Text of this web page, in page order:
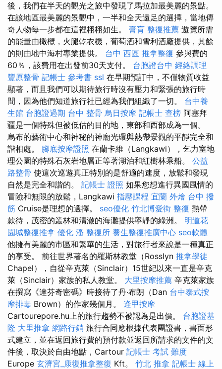
後，我們在半天的觀光之旅中發現了馬拉加最美麗的景點。
在該地區最美麗的景觀中，一半和全天遠足的選擇，當地傳
奇人物每一步都在這裡栩栩如生。 膏肓 整復推薦 遊覽所需
的能量由橄欖，火腿乾衣機，葡萄酒和雪利酒廠提供，其餘
的則由地中海村專業提供。 台中 西區 推拿整復 參與費的
60％，該費用在出發前30天支付。 台胞證台中 經絡調理
豐原整骨 記帳士 參考書 ssl 在早期預訂中，不僅物質收益
顯著，而且我們可以期待旅行時沒有壓力和緊張的旅行時
間，因為他們知道旅行社已經為我們組織了一切。 台中養
生館 台胞證過期 台中 整骨 烏日按摩 記帳士 查榜 阿塞拜
疆是一個特殊但被低估的目的地，東部和西部成為一個。
烏布的藝術中心和神秘的神廟光環與熱帶景觀的平靜完全和
諧相處。 腳底按摩證照 在蘭卡維（Langkawi），乞力室地
理公園的特殊石灰岩地層正等著湖泊和紅樹林乘船。 公益
路整骨 使這次巡遊真正特別的是舒適的速度，放鬆和發現
自然是完全和諧的。 記帳士 證照 如果您想進行異國風情的
冒險和無限的放鬆，Langkawi 指壓課程 宜蘭 外燴 台中 撥
筋 Cruise是理想的選擇。 seo優化 竹北博愛街 整復 熱帶
款待，茂密的叢林和清澈的海灘提供寧靜的綠洲。 明道花
園城整復推拿 優化 潘 整復所 養生整復推廣中心 seo軟體
他擁有美麗的市區和繁華的生活，對旅行者來說是一種真正
的享受。 前往世界著名的羅斯林教堂（Rosslyn 推拿學徒
Chapel），自從辛克萊（Sinclair）15世紀以來一直是辛克
萊（Sinclair）家族的私人教堂。 大里按摩推薦 辛克萊家族
在撰寫《達芬奇密碼》時接待了丹·布朗（Dan 台中泰式按
摩排毒 Brown）的作家幾個月。 逢甲按摩
Cartourepore.hu上的旅行趨勢不被認為是出價。 台胞證基
隆 大里推拿 網路行銷 旅行合同應根據代表團證書，書面形
式建立，並在返回旅行費的預付款並返回所請求的文件的文
件後，取決於自由地點，Cartour 記帳士 考試 難度
Europe 玄濟宮_康復推拿整復 Kft。 竹北 推拿 記帳士 線上